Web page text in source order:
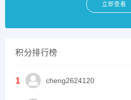
立即查看
积分排行榜
1 cheng2624120